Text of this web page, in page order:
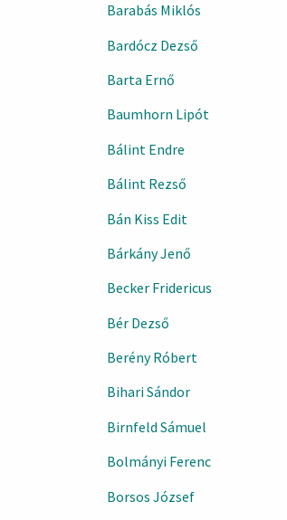
Barabás Miklós
Bardócz Dezső
Barta Ernő
Baumhorn Lipót
Bálint Endre
Bálint Rezső
Bán Kiss Edit
Bárkány Jenő
Becker Fridericus
Bér Dezső
Berény Róbert
Bihari Sándor
Birnfeld Sámuel
Bolmányi Ferenc
Borsos József